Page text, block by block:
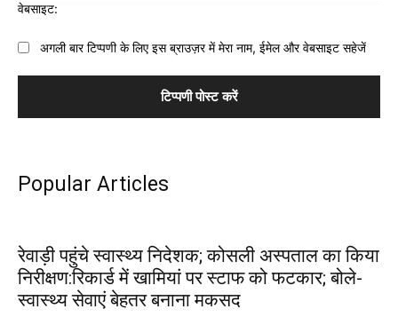
वेबसाइट:
अगली बार टिप्पणी के लिए इस ब्राउज़र में मेरा नाम, ईमेल और वेबसाइट सहेजें
Popular Articles
रेवाड़ी पहुंचे स्वास्थ्य निदेशक; कोसली अस्पताल का किया
निरीक्षण:रिकार्ड में खामियां पर स्टाफ को फटकार; बोले-
स्वास्थ्य सेवाएं बेहतर बनाना मकसद